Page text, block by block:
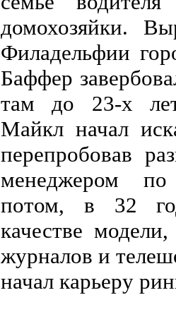
домохозяйки.
Филадельфии
Баффер
там до 23-х
Майкл начал
перепробовав
менеджером по
потом, в 32
качестве
журналов и
начал карьеру